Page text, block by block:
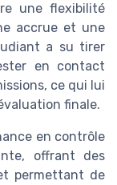
une flexibilité
accrue et une
a su tirer
en contact
ce qui lui
finale.
en contrôle
offrant des
permettant de